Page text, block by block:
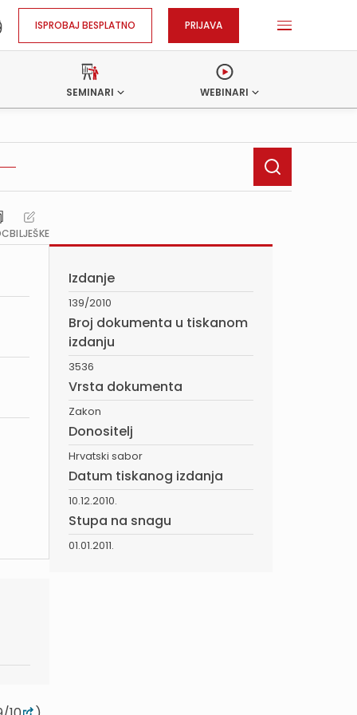
ISPROBAJ BESPLATNO PRIJAVA
SEMINARI WEBINARI
BILJEŠKE
Izdanje
139/2010
Broj dokumenta u tiskanom
izdanju
3536
Vrsta dokumenta
Zakon
Donositelj
Hrvatski sabor
Datum tiskanog izdanja
10.12.2010.
Stupa na snagu
01.01.2011.